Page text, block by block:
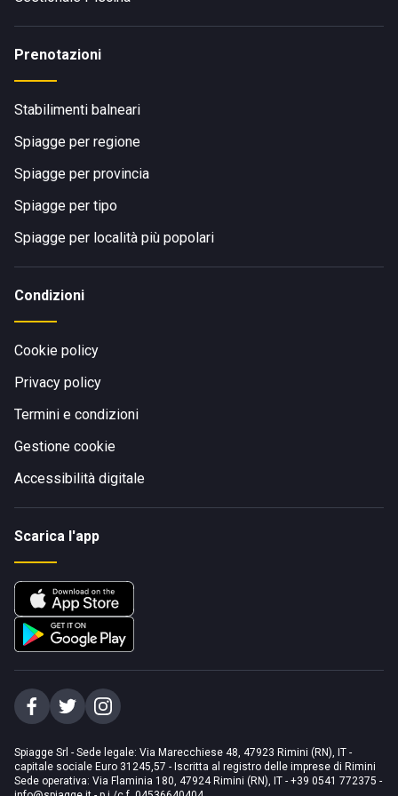
Prenotazioni
Stabilimenti balneari
Spiagge per regione
Spiagge per provincia
Spiagge per tipo
Spiagge per località più popolari
Condizioni
Cookie policy
Privacy policy
Termini e condizioni
Gestione cookie
Accessibilità digitale
Scarica l'app
Spiagge Srl - Sede legale: Via Marecchiese 48, 47923 Rimini (RN), IT -
capitale sociale Euro 31245,57 - Iscritta al registro delle imprese di Rimini
Sede operativa: Via Flaminia 180, 47924 Rimini (RN), IT - +39 0541 772375 -